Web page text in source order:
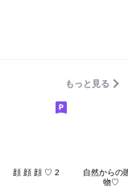
もっと見る
顔 顔 顔 ♡ 2
自然からの
物♡